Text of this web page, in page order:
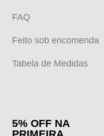
FAQ
Feito sob encomenda
Tabela de Medidas
5% OFF NA